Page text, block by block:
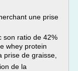
une prise
son ratio de 42%
whey protein
prise de graisse,
de la